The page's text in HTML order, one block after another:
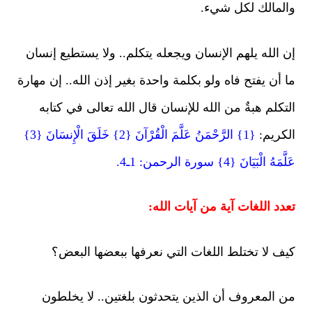
والمالك لكل شيء.
إن الله يلهم الإنسان ويجعله يتكلم.. ولا يستطيع إنسان
ما أن يفتح فاه ولو بكلمة واحدة بغير إذن الله.. إن مهارة
التكلم هبةٌ من الله للإنسان قال الله تعالى في كتابه
الكريم:
{1} الرَّحْمَنُ عَلَّمَ الْقُرْآنَ {2} خَلَقَ الْإِنسَانَ {3}
عَلَّمَهُ الْبَيَانَ {4} سورة الرحمن: 1ـ4.
تعدد اللغات آية من آيات الله:
كيف لا تختلط اللغات التي نعرفها ببعضها البعض؟
من المعروف أن الذين يتحدثون بلغتين.. لا يخلطون